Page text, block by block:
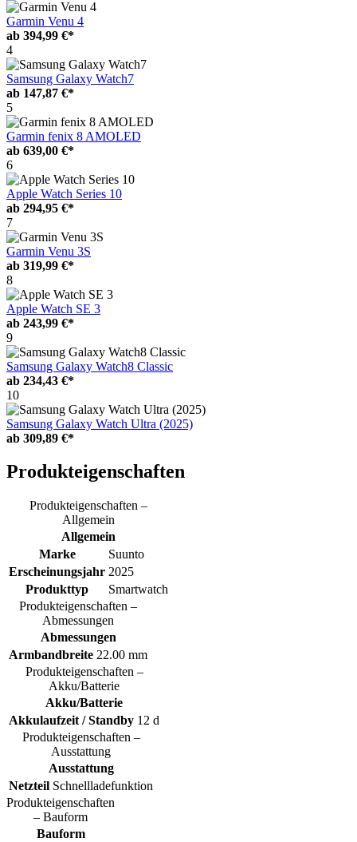
Garmin Venu 4
ab 394,99 €*
4
Samsung Galaxy Watch7
ab 147,87 €*
5
Garmin fenix 8 AMOLED
ab 639,00 €*
6
Apple Watch Series 10
ab 294,95 €*
7
Garmin Venu 3S
ab 319,99 €*
8
Apple Watch SE 3
ab 243,99 €*
9
Samsung Galaxy Watch8 Classic
ab 234,43 €*
10
Samsung Galaxy Watch Ultra (2025)
ab 309,89 €*
Produkteigenschaften
Produkteigenschaften –
Allgemein
Allgemein
Marke
Suunto
Erscheinungsjahr 2025
Produkttyp
Smartwatch
Produkteigenschaften –
Abmessungen
Abmessungen
Armbandbreite 22.00 mm
Produkteigenschaften –
Akku/Batterie
Akku/Batterie
Akkulaufzeit / Standby 12 d
Produkteigenschaften –
Ausstattung
Ausstattung
Netzteil Schnellladefunktion
Produkteigenschaften
– Bauform
Bauform